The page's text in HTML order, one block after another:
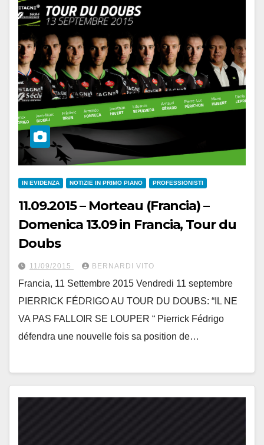
IN EVIDENZA NOTIZIE IN PRIMO PIANO PROFESSIONISTI
11.09.2015 – Morteau (Francia) –
Domenica 13.09 in Francia, Tour du
Doubs
11/09/2015 BERNARDI VITO
Francia, 11 Settembre 2015 Vendredi 11 septembre
PIERRICK FÉDRIGO AU TOUR DU DOUBS: “IL NE
VA PAS FALLOIR SE LOUPER “ Pierrick Fédrigo
défendra une nouvelle fois sa position de…